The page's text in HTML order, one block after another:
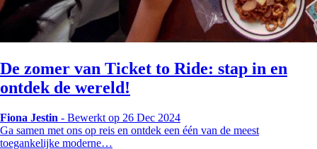
De zomer van Ticket to Ride: stap in en
ontdek de wereld!
Fiona Jestin - Bewerkt op 26 Dec 2024
Ga samen met ons op reis en ontdek een één van de meest
toegankelijke moderne…